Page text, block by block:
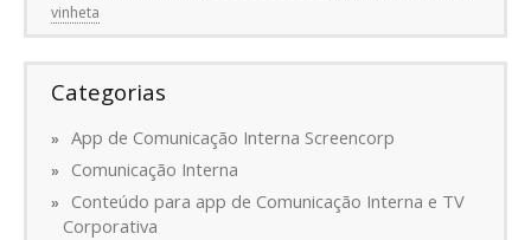
vinheta
Categorias
App de Comunicação Interna Screencorp
Comunicação Interna
Conteúdo para app de Comunicação Interna e TV
Corporativa